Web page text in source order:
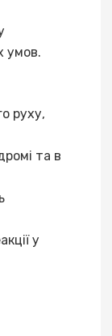
умов.
руху,
та в
у